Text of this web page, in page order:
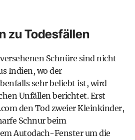
zu Todesfällen
Schnüre sind nicht
Indien, wo der
sehr beliebt ist, wird
Unfällen berichtet. Erst
den Tod zweier Kleinkinder,
Schnur beim
Autodach-Fenster um die